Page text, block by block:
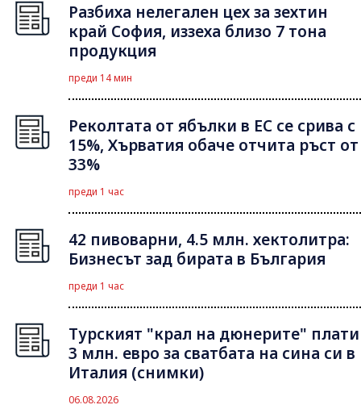
Разбиха нелегален цех за зехтин
край София, иззеха близо 7 тона
продукция
преди 14 мин
Реколтата от ябълки в ЕС се срива с
15%, Хърватия обаче отчита ръст от
33%
преди 1 час
42 пивоварни, 4.5 млн. хектолитра:
Бизнесът зад бирата в България
преди 1 час
Турският "крал на дюнерите" плати
3 млн. евро за сватбата на сина си в
Италия (снимки)
06.08.2026